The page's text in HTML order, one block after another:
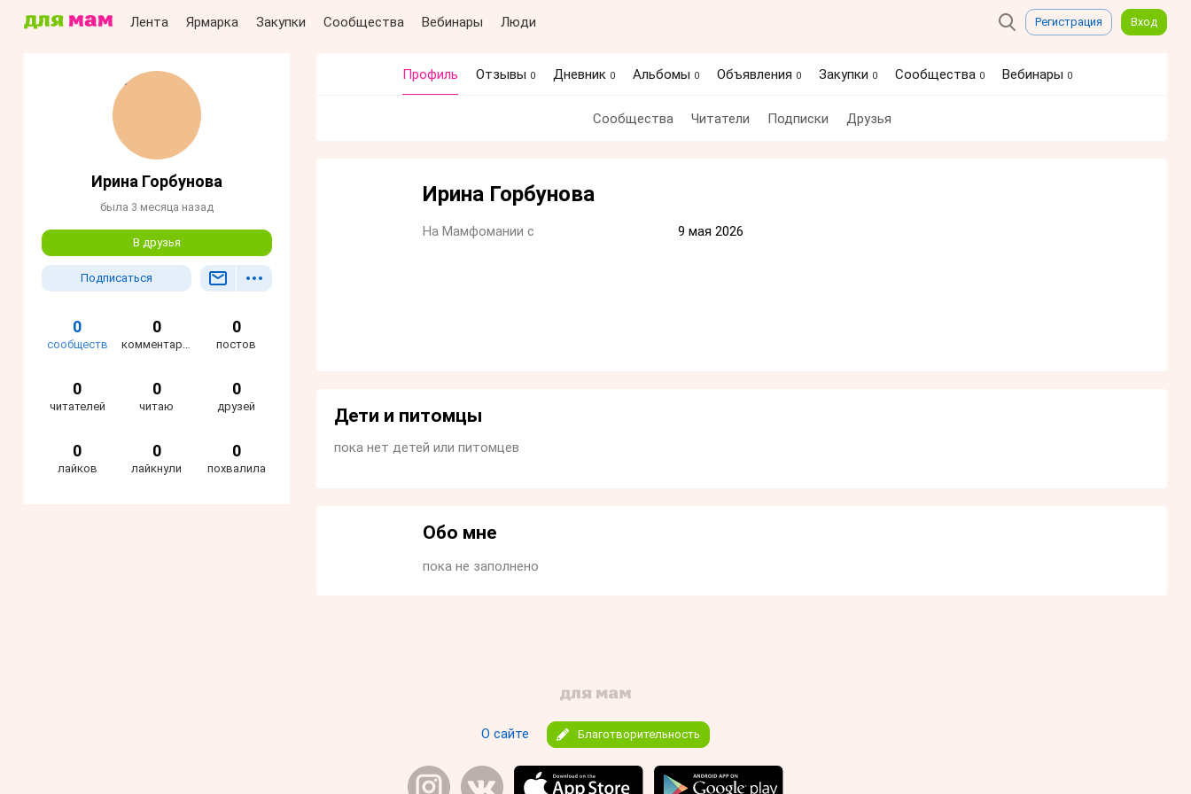
Лента Ярмарка Закупки Сообщества Вебинары Люди Регистрация Вход
Ирина Горбунова
была 3 месяца назад
В друзья
Подписаться
0
сообществ
0
комментариев
0
постов
0
читателей
0
читаю
0
друзей
0
лайков
0
лайкнули
0
похвалила
Профиль Отзывы 0 Дневник 0 Альбомы 0 Объявления 0 Закупки 0 Сообщества 0 Вебинары 0
Сообщества Читатели Подписки Друзья
Ирина Горбунова
На Мамфомании с 9 мая 2026
Дети и питомцы
пока нет детей или питомцев
Обо мне
пока не заполнено
О сайте Благотворительность